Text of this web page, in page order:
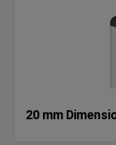
20 mm